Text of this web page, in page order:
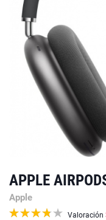
APPLE
Apple
Valoración